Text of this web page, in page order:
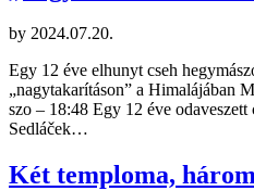
by 2024.07.20.
Egy 12 éve elhunyt cseh
„nagytakarításon” a Himalájában
szo – 18:48 Egy 12 éve
Sedláček…
Két temploma,